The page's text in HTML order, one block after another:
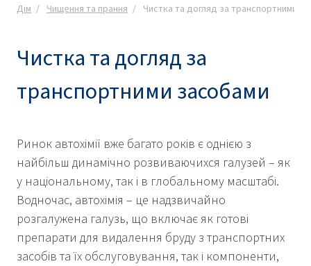
Дім Чищення та прання Чистка та догляд за транспортними
Чистка та догляд за
транспортними засобами
Ринок автохімії вже багато років є однією з
найбільш динамічно розвиваючихся галузей – як
у національному, так і в глобальному масштабі.
Водночас, автохімія – це надзвичайно
розгалужена галузь, що включає як готові
препарати для видалення бруду з транспортних
засобів та їх обслуговування, так і компоненти,